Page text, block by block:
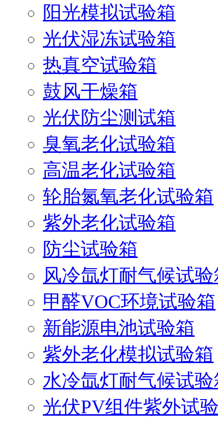
阳光模拟试验箱
光伏湿冻试验箱
热真空试验箱
鼓风干燥箱
光伏防尘测试箱
臭氧老化试验箱
高温老化试验箱
轮胎氮氧老化试验箱
紫外老化试验箱
防尘试验箱
风冷氙灯耐气候试
甲醛VOC环境试验箱
新能源电池试验箱
紫外老化模拟试验箱
水冷氙灯耐气候试验
光伏PV组件紫外试